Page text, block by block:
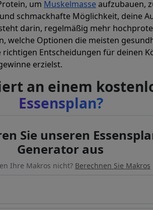
um Muskelmasseaufzubauen,
schmackhafte Möglichkeit, deine
darin, regelmäßig mehr
welche Optionen die meisten
Entscheidungen für deinen
erzielst.
an einem
Essensplan?
Sie unseren
Generator aus
Ihre Makros nicht? Berechnen Sie Makros